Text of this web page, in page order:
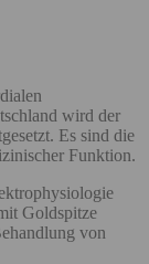
wird der
Es sind die
Funktion.
Goldspitze
von